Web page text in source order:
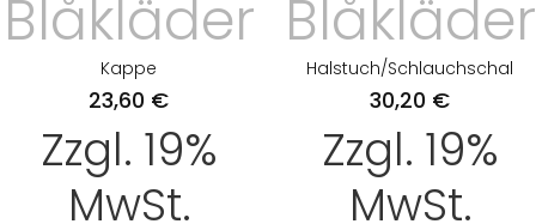
Blåkläder
Kappe
23,60 €
Zzgl. 19%
MwSt.
Blåkläder
Halstuch/Schlauchschal
30,20 €
Zzgl. 19%
MwSt.